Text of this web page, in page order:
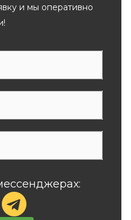
и мы оперативно